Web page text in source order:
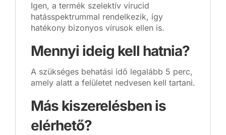
Igen, a termék szelektív virucid
hatásspektrummal rendelkezik, így
hatékony bizonyos vírusok ellen is.
Mennyi ideig kell hatnia?
A szükséges behatási idő legalább 5 perc,
amely alatt a felületet nedvesen kell tartani.
Más kiszerelésben is
elérhető?